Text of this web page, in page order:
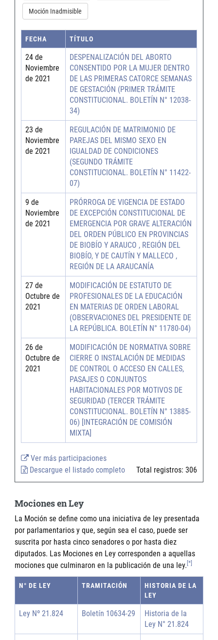
Moción Inadmisible
FECHA TÍTULO
24 de
Noviembre
de 2021
DESPENALIZACIÓN DEL ABORTO
CONSENTIDO POR LA MUJER DENTRO
DE LAS PRIMERAS CATORCE SEMANAS
DE GESTACIÓN (PRIMER TRÁMITE
CONSTITUCIONAL. BOLETÍN N° 12038-
34)
23 de
Noviembre
de 2021
REGULACIÓN DE MATRIMONIO DE
PAREJAS DEL MISMO SEXO EN
IGUALDAD DE CONDICIONES
(SEGUNDO TRÁMITE
CONSTITUCIONAL. BOLETÍN N° 11422-
07)
9 de
Noviembre
de 2021
PRÓRROGA DE VIGENCIA DE ESTADO
DE EXCEPCIÓN CONSTITUCIONAL DE
EMERGENCIA POR GRAVE ALTERACIÓN
DEL ORDEN PÚBLICO EN PROVINCIAS
DE BIOBÍO Y ARAUCO , REGIÓN DEL
BIOBÍO, Y DE CAUTÍN Y MALLECO ,
REGIÓN DE LA ARAUCANÍA
27 de
Octubre de
2021
MODIFICACIÓN DE ESTATUTO DE
PROFESIONALES DE LA EDUCACIÓN
EN MATERIAS DE ORDEN LABORAL
(OBSERVACIONES DEL PRESIDENTE DE
LA REPÚBLICA. BOLETÍN N° 11780-04)
26 de
Octubre de
2021
MODIFICACIÓN DE NORMATIVA SOBRE
CIERRE O INSTALACIÓN DE MEDIDAS
DE CONTROL O ACCESO EN CALLES,
PASAJES O CONJUNTOS
HABITACIONALES POR MOTIVOS DE
SEGURIDAD (TERCER TRÁMITE
CONSTITUCIONAL. BOLETÍN N° 13885-
06) [INTEGRACIÓN DE COMISIÓN
MIXTA]
Ver más participaciones
Descargue el listado completo
Total registros: 306
Mociones en Ley
La Moción se define como una iniciativa de ley presentada
por parlamentarios y que, según sea el caso, puede ser
suscrita por hasta cinco senadores o por hasta diez
diputados. Las Mociones en Ley corresponden a aquellas
mociones que culminaron en la publicación de una ley. [*]
N° DE LEY TRAMITACIÓN
HISTORIA DE LA
LEY
Ley Nº 21.824 Boletín 10634-29
Historia de la
Ley N° 21.824